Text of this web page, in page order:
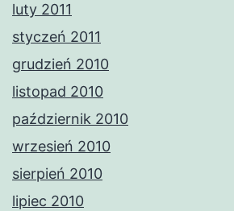
luty 2011
styczeń 2011
grudzień 2010
listopad 2010
październik 2010
wrzesień 2010
sierpień 2010
lipiec 2010